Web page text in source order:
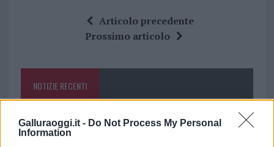
Galluraoggi.it - Do Not Process My Personal
Information
o
k
te
re
at
s
p
p
a
re
Articolo precedente
Prossimo articolo
NOTIZIE RECENTI
Gallura, finti clienti svuotano le suite: furto da
50mila nel resort